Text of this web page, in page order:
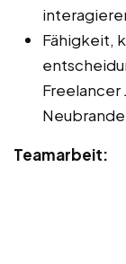
Fähigkeit,
Freelancer
Teamarbeit: